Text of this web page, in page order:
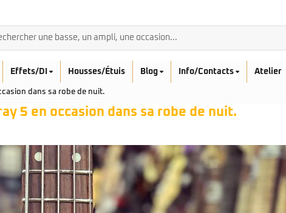
Rickenbacker
Sadowsky
BASSES ACOUSTIQUES
Breedlove
Fender
Effets/DI Housses/Étuis Blog Info/Contacts Atelier
dans sa robe de nuit.
5 en occasion dans sa robe de nuit.